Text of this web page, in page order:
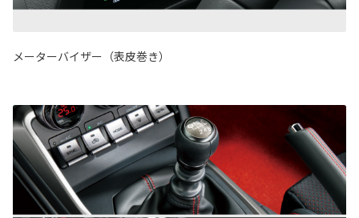
メーターバイザー（表皮巻き）